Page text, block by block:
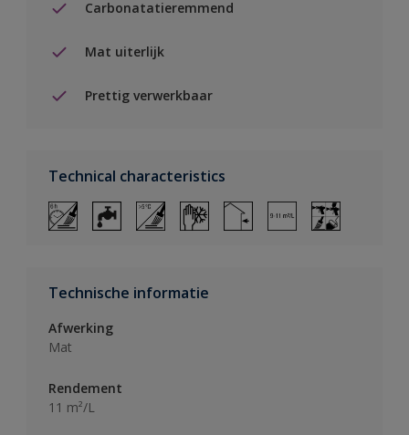
Carbonatatieremmend
Mat uiterlijk
Prettig verwerkbaar
Technical characteristics
Technische informatie
Afwerking
Mat
Rendement
11 m²/L